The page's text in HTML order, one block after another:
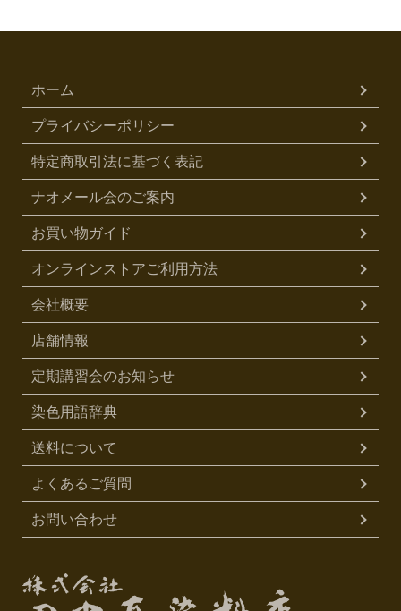
ホーム
プライバシーポリシー
特定商取引法に基づく表記
ナオメール会のご案内
お買い物ガイド
オンラインストアご利用方法
会社概要
店舗情報
定期講習会のお知らせ
染色用語辞典
送料について
よくあるご質問
お問い合わせ